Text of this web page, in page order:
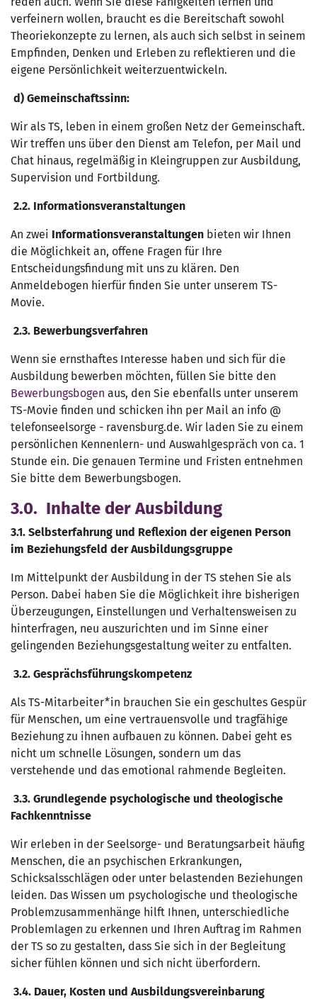
verfeinern wollen, braucht es die Bereitschaft sowohl
Theoriekonzepte zu lernen, als auch sich selbst in seinem
Empfinden, Denken und Erleben zu reflektieren und die
eigene Persönlichkeit weiterzuentwickeln.
d) Gemeinschaftssinn:
Wir als TS, leben in einem großen Netz der Gemeinschaft.
Wir treffen uns über den Dienst am Telefon, per Mail und
Chat hinaus, regelmäßig in Kleingruppen zur Ausbildung,
Supervision und Fortbildung.
2.2. Informationsveranstaltungen
An zwei Informationsveranstaltungen bieten wir Ihnen
die Möglichkeit an, offene Fragen für Ihre
Entscheidungsfindung mit uns zu klären. Den
Anmeldebogen hierfür finden Sie unter unserem TS-
Movie.
2.3. Bewerbungsverfahren
Wenn sie ernsthaftes Interesse haben und sich für die
Ausbildung bewerben möchten, füllen Sie bitte den
Bewerbungsbogen aus, den Sie ebenfalls unter unserem
TS-Movie finden und schicken ihn per Mail an info @
telefonseelsorge - ravensburg.de. Wir laden Sie zu einem
persönlichen Kennenlern- und Auswahlgespräch von ca. 1
Stunde ein. Die genauen Termine und Fristen entnehmen
Sie bitte dem Bewerbungsbogen.
3.0. Inhalte der Ausbildung
3.1. Selbsterfahrung und Reflexion der eigenen Person
im Beziehungsfeld der Ausbildungsgruppe
Im Mittelpunkt der Ausbildung in der TS stehen Sie als
Person. Dabei haben Sie die Möglichkeit ihre bisherigen
Überzeugungen, Einstellungen und Verhaltensweisen zu
hinterfragen, neu auszurichten und im Sinne einer
gelingenden Beziehungsgestaltung weiter zu entfalten.
3.2. Gesprächsführungskompetenz
Als TS-Mitarbeiter*in brauchen Sie ein geschultes Gespür
für Menschen, um eine vertrauensvolle und tragfähige
Beziehung zu ihnen aufbauen zu können. Dabei geht es
nicht um schnelle Lösungen, sondern um das
verstehende und das emotional rahmende Begleiten.
3.3. Grundlegende psychologische und theologische
Fachkenntnisse
Wir erleben in der Seelsorge- und Beratungsarbeit häufig
Menschen, die an psychischen Erkrankungen,
Schicksalsschlägen oder unter belastenden Beziehungen
leiden. Das Wissen um psychologische und theologische
Problemzusammenhänge hilft Ihnen, unterschiedliche
Problemlagen zu erkennen und Ihren Auftrag im Rahmen
der TS so zu gestalten, dass Sie sich in der Begleitung
sicher fühlen können und sich nicht überfordern.
3.4. Dauer, Kosten und Ausbildungsvereinbarung